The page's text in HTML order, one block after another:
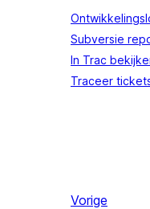
Subversie
In Trac
Traceer
Vorige